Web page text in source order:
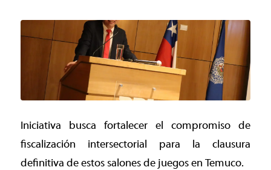
Iniciativa busca fortalecer el compromiso de
fiscalización intersectorial para la clausura
definitiva de estos salones de juegos en Temuco.